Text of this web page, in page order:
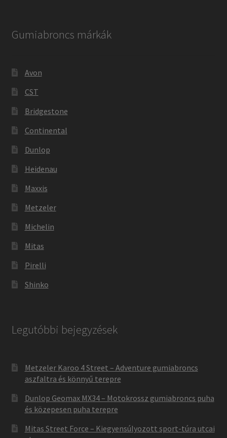
Gumiabroncs márkák
Avon
CST
Bridgestone
Continental
Dunlop
Heidenau
Maxxis
Metzeler
Michelin
Mitas
Pirelli
Shinko
Legutóbbi bejegyzések
Metzeler Karoo 4 Street – Adventure gumiabroncs
aszfaltra és könnyű terepre
Dunlop Geomax MX34 – Motokrossz gumiabroncs puha
és közepesen puha terepre
Mitas Street Force – Kiegyensúlyozott sport-túra utcai